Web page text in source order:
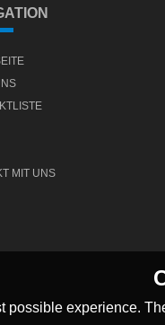
MIT UNS
possible experience.